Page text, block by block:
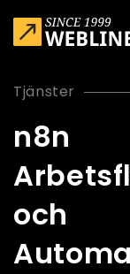
Tjänster
n8n
och